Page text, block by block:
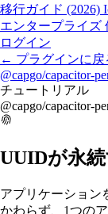
移行ガイド (2026)
エンタープライズ
ログイン
← プラグインに戻
@capgo/capacitor-
チュートリアル
@capgo/capacitor-
UUIDが永
アプリケーション
かわらず、1つの